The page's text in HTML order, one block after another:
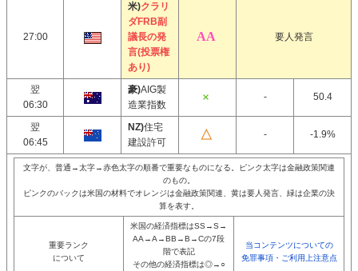
27:00
米)クラリ
ダFRB副
議長の発
言(投票権
あり)
要人発言
翌
06:30
豪)AIG製
造業指数
- 50.4
翌
06:45
NZ)住宅
建設許可
- -1.9%
文字が、普通→太字→赤色太字の順番で重要なものになる。ピンク太字は金融政策関連
のもの。
ピンクのバックは米国の材料でオレンジは金融政策関連、黄は要人発言、緑は企業の決
算を表す。
重要ランク
について
米国の経済指標はSS→S→
AA→A→BB→B→Cの7段
階で表記
その他の経済指標は◎→○
当コンテンツについての
免罪事項・ご利用上注意点